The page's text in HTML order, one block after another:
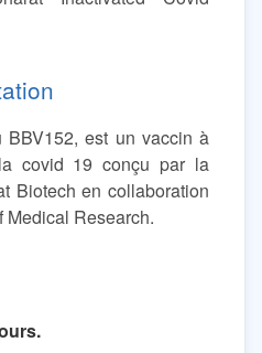
est un vaccin à
covid 19 conçu par la
Biotech en collaboration
Research.